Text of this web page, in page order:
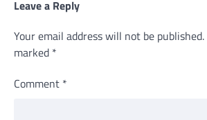
Leave a Reply
Your email address will not be published.
marked *
Comment *